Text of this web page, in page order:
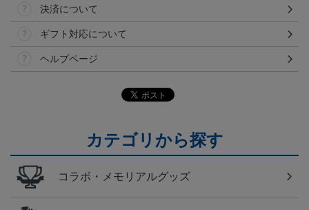
決済について
ギフト対応について
ヘルプページ
カテゴリから探す
コラボ・メモリアルグッズ